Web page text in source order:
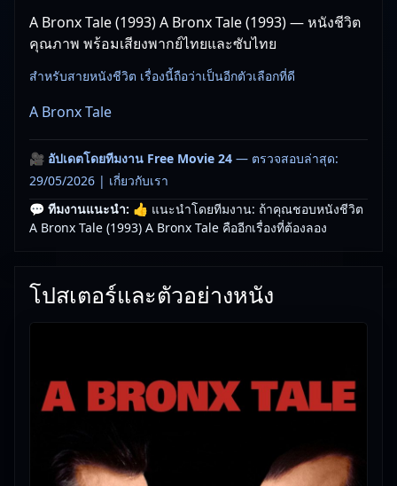
A Bronx Tale (1993) A Bronx Tale (1993) — หนังชีวิต
คุณภาพ พร้อมเสียงพากย์ไทยและซับไทย
สำหรับสายหนังชีวิต เรื่องนี้ถือว่าเป็นอีกตัวเลือกที่ดี
A Bronx Tale
🎥 อัปเดตโดยทีมงาน Free Movie 24 — ตรวจสอบล่าสุด:
29/05/2026 | เกี่ยวกับเรา
💬 ทีมงานแนะนำ: 👍 แนะนำโดยทีมงาน: ถ้าคุณชอบหนังชีวิต
A Bronx Tale (1993) A Bronx Tale คืออีกเรื่องที่ต้องลอง
โปสเตอร์และตัวอย่างหนัง